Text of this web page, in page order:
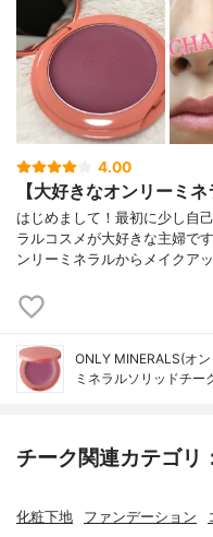
4.00
【大好きなオンリーミ
はじめまして！最初に少し自
ラルコスメが大好きな主婦で
ンリーミネラルからメイクア
ONLY MINERALS(オ
ミネラルソリッドチー
チーク関連カテゴリ
化粧下地 ファンデーション